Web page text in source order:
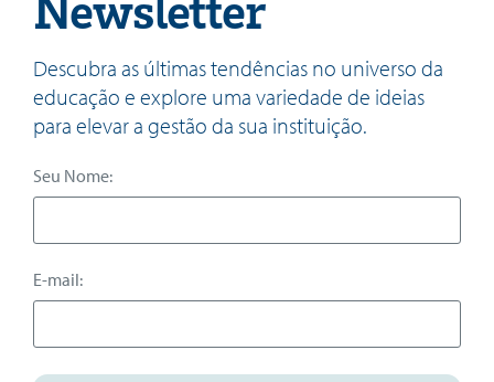
Descubra as últimas tendências no universo da
educação e explore uma variedade de ideias
para elevar a gestão da sua instituição.
Seu Nome:
E-mail: